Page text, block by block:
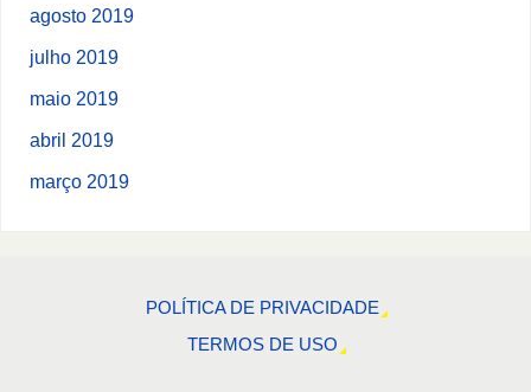
agosto 2019
julho 2019
maio 2019
abril 2019
março 2019
POLÍTICA DE PRIVACIDADE
TERMOS DE USO